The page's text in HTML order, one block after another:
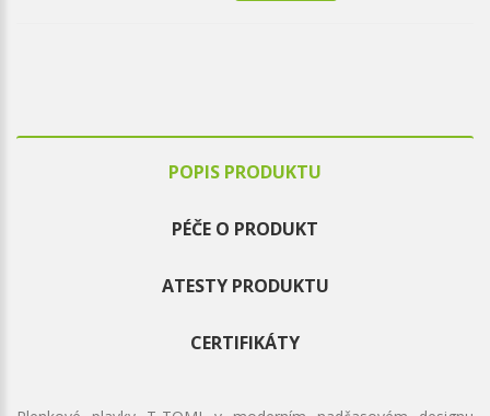
POPIS PRODUKTU
PÉČE O PRODUKT
ATESTY PRODUKTU
CERTIFIKÁTY